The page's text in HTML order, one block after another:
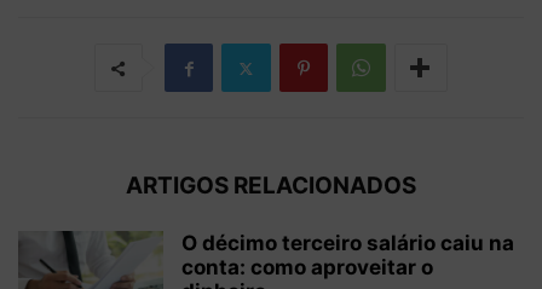
ARTIGOS RELACIONADOS
O décimo terceiro salário caiu na
conta: como aproveitar o